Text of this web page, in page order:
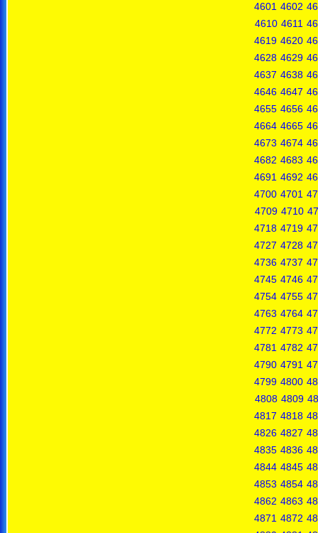
4601 4602
4610 4611
4619 4620
4628 4629
4637 4638
4646 4647
4655 4656
4664 4665
4673 4674
4682 4683
4691 4692
4700 4701
4709 4710
4718 4719
4727 4728
4736 4737
4745 4746
4754 4755
4763 4764
4772 4773
4781 4782
4790 4791
4799 4800
4808 4809
4817 4818
4826 4827
4835 4836
4844 4845
4853 4854
4862 4863
4871 4872